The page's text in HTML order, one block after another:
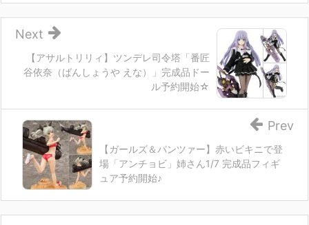
【アサルトリリィ】ツンデレ司令塔「番匠
谷依奈（ばんしょうや えな）」完成品ドー
ル予約開始☆
Next
【ガールズ＆パンツァー】赤いビキニで登
場「アンチョビ」姉さん1/7 完成品フィギ
ュア予約開始♪
Prev